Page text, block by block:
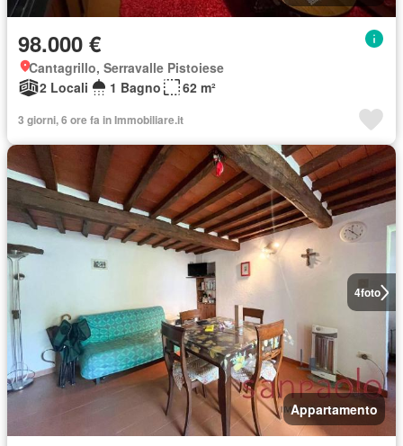
98.000 €
Cantagrillo, Serravalle Pistoiese
2 Locali
1 Bagno 62 m²
3 giorni, 6 ore fa in Immobiliare.it
4foto
Appartamento